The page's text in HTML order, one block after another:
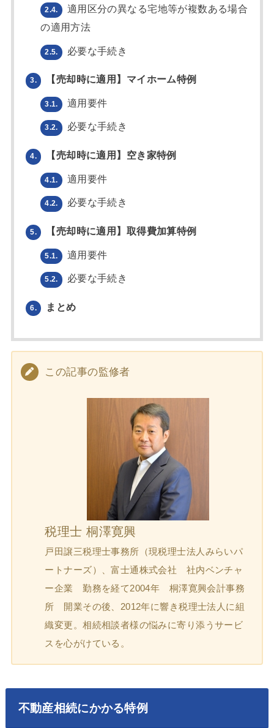
2.4.
適用区分の異なる宅地等が複数ある場合
の適用方法
2.5. 必要な手続き
3. 【売却時に適用】マイホーム特例
3.1. 適用要件
3.2. 必要な手続き
4. 【売却時に適用】空き家特例
4.1. 適用要件
4.2. 必要な手続き
5. 【売却時に適用】取得費加算特例
5.1. 適用要件
5.2. 必要な手続き
6. まとめ
この記事の監修者
税理士 桐澤寛興
戸田譲三税理士事務所（現税理士法人みらいパ
ートナーズ）、富士通株式会社 社内ベンチャ
ー企業 勤務を経て2004年 桐澤寛興会計事務
所 開業その後、2012年に響き税理士法人に組
織変更。相続相談者様の悩みに寄り添うサービ
スを心がけている。
不動産相続にかかる特例